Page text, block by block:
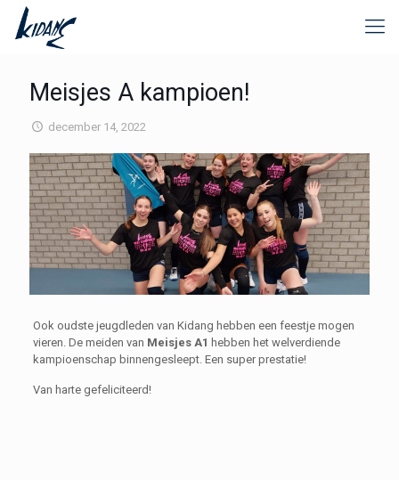
Meisjes A kampioen!
december 14, 2022
Ook oudste jeugdleden van Kidang hebben een feestje mogen
vieren. De meiden van Meisjes A1 hebben het welverdiende
kampioenschap binnengesleept. Een super prestatie!
Van harte gefeliciteerd!